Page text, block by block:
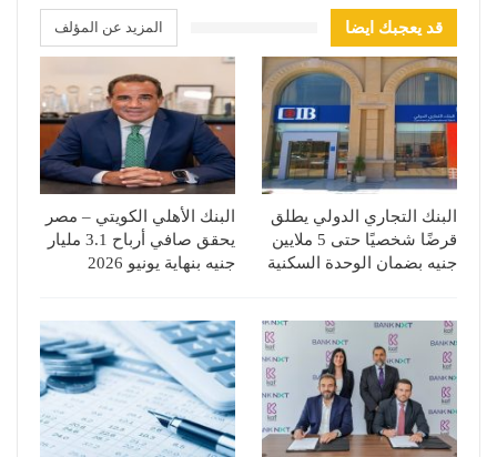
قد يعجبك ايضا المزيد عن المؤلف
البنك التجاري الدولي يطلق
قرضًا شخصيًا حتى 5 ملايين
جنيه بضمان الوحدة السكنية
البنك الأهلي الكويتي – مصر
يحقق صافي أرباح 3.1 مليار
جنيه بنهاية يونيو 2026